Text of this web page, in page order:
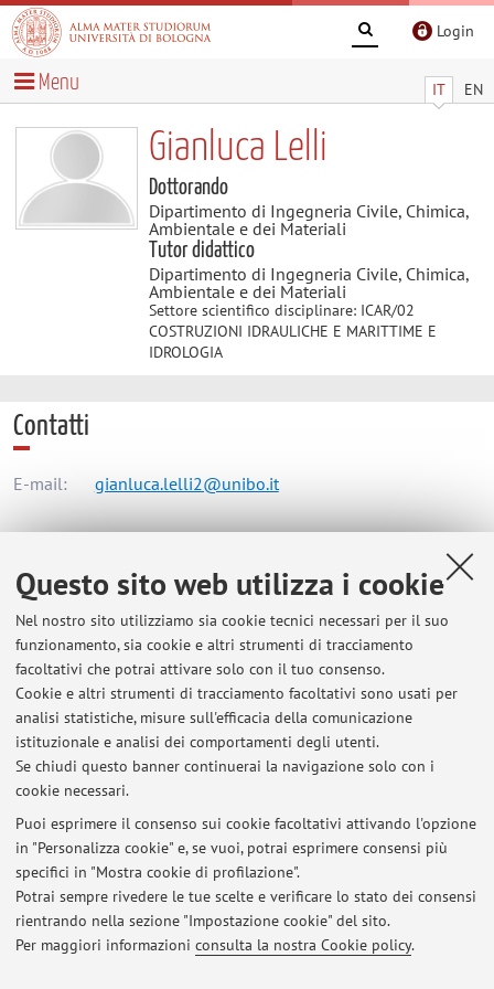
Questo sito web utilizza i cookie
Nel nostro sito utilizziamo sia cookie tecnici necessari per il suo
funzionamento, sia cookie e altri strumenti di tracciamento
facoltativi che potrai attivare solo con il tuo consenso.
Cookie e altri strumenti di tracciamento facoltativi sono usati per
analisi statistiche, misure sull'efficacia della comunicazione
istituzionale e analisi dei comportamenti degli utenti.
Se chiudi questo banner continuerai la navigazione solo con i
cookie necessari.
Puoi esprimere il consenso sui cookie facoltativi attivando l'opzione
in "Personalizza cookie" e, se vuoi, potrai esprimere consensi più
specifici in "Mostra cookie di profilazione".
Potrai sempre rivedere le tue scelte e verificare lo stato dei consensi
rientrando nella sezione "Impostazione cookie" del sito.
Per maggiori informazioni consulta la nostra Cookie policy.
Login
IT EN
Menu
Gianluca Lelli
Dottorando
Dipartimento di Ingegneria Civile, Chimica,
Ambientale e dei Materiali
Tutor didattico
Dipartimento di Ingegneria Civile, Chimica,
Ambientale e dei Materiali
Settore scientifico disciplinare: ICAR/02
COSTRUZIONI IDRAULICHE E MARITTIME E
IDROLOGIA
Contatti
E-mail: gianluca.lelli2@unibo.it
Dipartimento di Ingegneria Civile, Chimica, Ambientale e
dei Materiali
Viale del Risorgimento 2, Bologna -Vai alla mappa
Risorse in rete
ORCID
Ultimi avvisi
Al momento non sono presenti avvisi.